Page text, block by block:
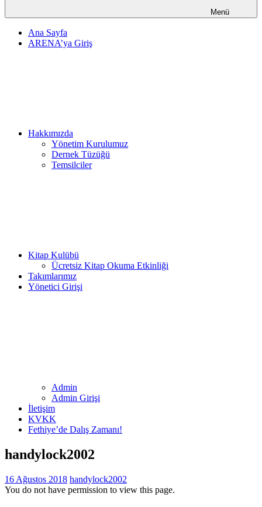
Menü
Ana Sayfa
ARENA’ya Giriş
Hakkımızda
Yönetim Kurulumuz
Dernek Tüzüğü
Temsilciler
Kitap Kulübü
Ücretsiz Kitap Okuma Etkinliği
Takımlarımız
Yönetici Girişi
Admin
Admin Girişi
İletişim
KVKK
Fethiye’de Dalış Zamanı!
handylock2002
16 Ağustos 2018 handylock2002
You do not have permission to view this page.